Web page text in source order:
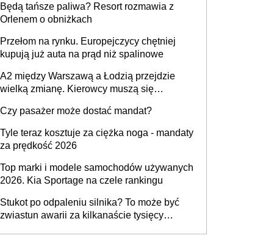
technologią producenta
Będą tańsze paliwa? Resort rozmawia z
Orlenem o obniżkach
Przełom na rynku. Europejczycy chętniej
kupują już auta na prąd niż spalinowe
A2 między Warszawą a Łodzią przejdzie
wielką zmianę. Kierowcy muszą się
Czy pasażer może dostać mandat?
Tyle teraz kosztuje za ciężka noga - mandaty
za prędkość 2026
Top marki i modele samochodów używanych
2026. Kia Sportage na czele rankingu
Stukot po odpaleniu silnika? To może być
zwiastun awarii za kilkanaście tysięcy